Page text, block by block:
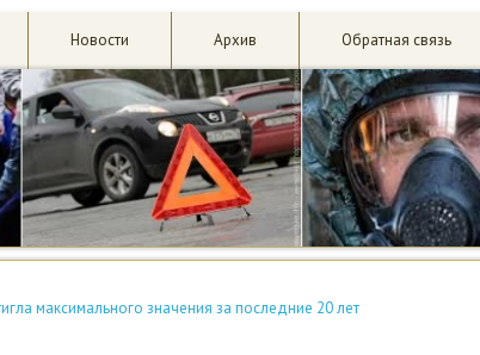
Новости Архив Обратная связь
максимального значения за последние 20 лет